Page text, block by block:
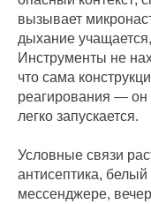
вызывает
дыхание
Инструменты не
что сама
реагирования — он
легко запускается.
Условные связи
антисептика,
мессенджере,